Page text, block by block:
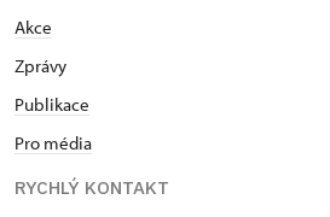
Akce
Zprávy
Publikace
Pro média
RYCHLÝ KONTAKT